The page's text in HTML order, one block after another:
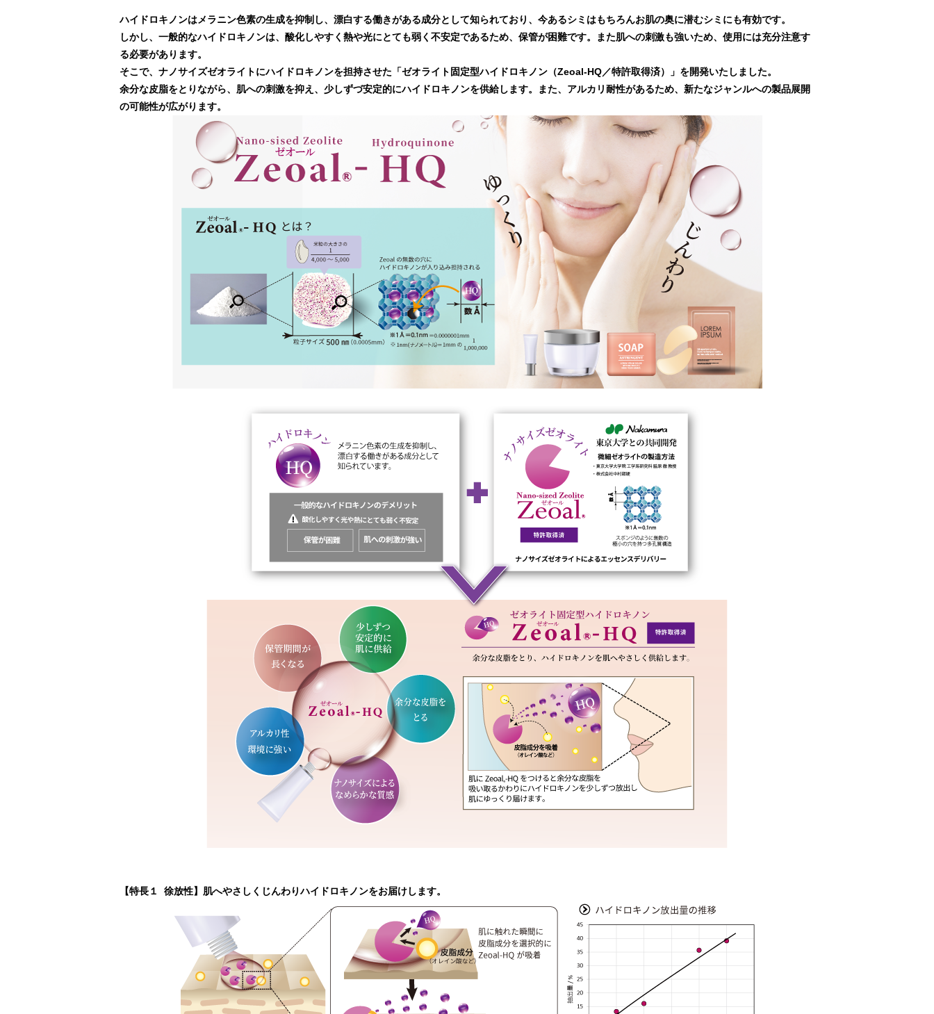
ハイドロキノンはメラニン色素の生成を抑制し、漂白する働きがある成分として知られており、今あるシミはもちろんお肌の奥に潜むシミにも有効です。
しかし、一般的なハイドロキノンは、酸化しやすく熱や光にとても弱く不安定であるため、保管が困難です。また肌への刺激も強いため、使用には充分注意す
る必要があります。
そこで、ナノサイズゼオライトにハイドロキノンを担持させた「ゼオライト固定型ハイドロキノン（Zeoal-HQ／特許取得済）」を開発いたしました。
余分な皮脂をとりながら、肌への刺激を抑え、少しずづ安定的にハイドロキノンを供給します。また、アルカリ耐性があるため、新たなジャンルへの製品展開
の可能性が広がります。
【特長１ 徐放性】肌へやさしくじんわりハイドロキノンをお届けします。